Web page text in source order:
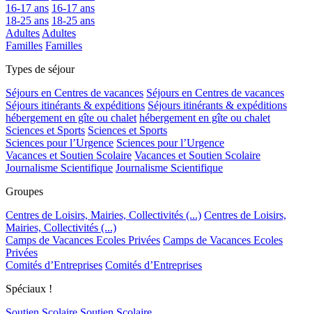
16-17 ans 16-17 ans
18-25 ans 18-25 ans
Adultes Adultes
Familles Familles
Types de séjour
Séjours en Centres de vacances Séjours en Centres de vacances
Séjours itinérants & expéditions Séjours itinérants & expéditions
hébergement en gîte ou chalet hébergement en gîte ou chalet
Sciences et Sports Sciences et Sports
Sciences pour l’Urgence Sciences pour l’Urgence
Vacances et Soutien Scolaire Vacances et Soutien Scolaire
Journalisme Scientifique Journalisme Scientifique
Groupes
Centres de Loisirs, Mairies, Collectivités (...) Centres de Loisirs,
Mairies, Collectivités (...)
Camps de Vacances Ecoles Privées Camps de Vacances Ecoles
Privées
Comités d’Entreprises Comités d’Entreprises
Spéciaux !